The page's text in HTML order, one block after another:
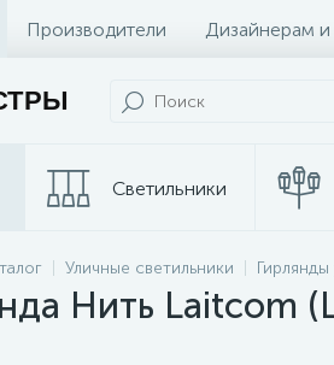
Производители Дизайнерам
Светильники
Трековые
системы
Уличные светильники
Нить Laitcom